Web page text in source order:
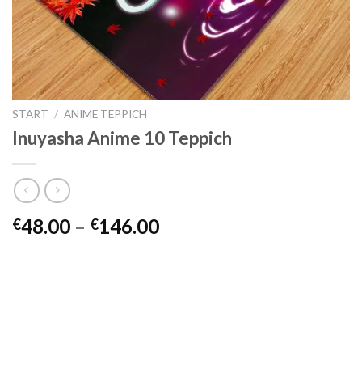
START / ANIME TEPPICH
Inuyasha Anime 10 Teppich
€48.00 – €146.00Preisspanne: